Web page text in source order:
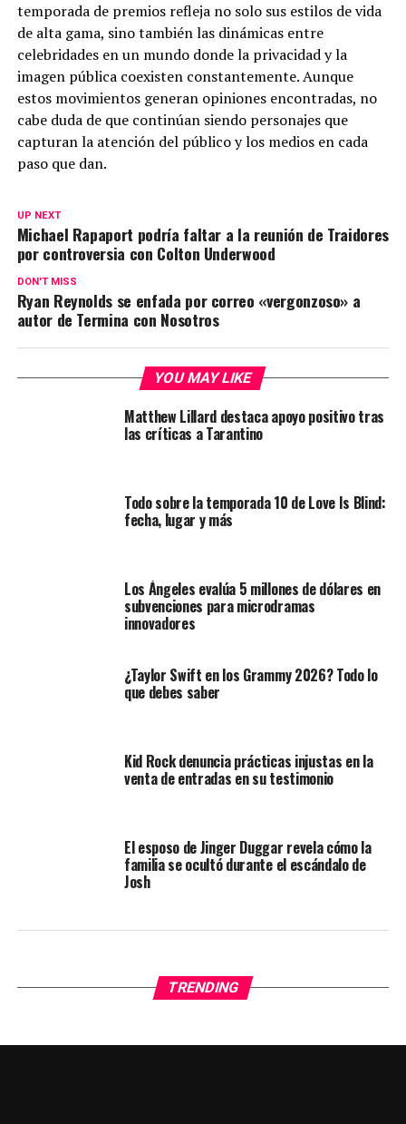
temporada de premios refleja no solo sus estilos de vida
de alta gama, sino también las dinámicas entre
celebridades en un mundo donde la privacidad y la
imagen pública coexisten constantemente. Aunque
estos movimientos generan opiniones encontradas, no
cabe duda de que continúan siendo personajes que
capturan la atención del público y los medios en cada
paso que dan.
UP NEXT
Michael Rapaport podría faltar a la reunión de Traidores
por controversia con Colton Underwood
DON'T MISS
Ryan Reynolds se enfada por correo «vergonzoso» a
autor de Termina con Nosotros
YOU MAY LIKE
Matthew Lillard destaca apoyo positivo tras
las críticas a Tarantino
Todo sobre la temporada 10 de Love Is Blind:
fecha, lugar y más
Los Ángeles evalúa 5 millones de dólares en
subvenciones para microdramas
innovadores
¿Taylor Swift en los Grammy 2026? Todo lo
que debes saber
Kid Rock denuncia prácticas injustas en la
venta de entradas en su testimonio
El esposo de Jinger Duggar revela cómo la
familia se ocultó durante el escándalo de
Josh
TRENDING